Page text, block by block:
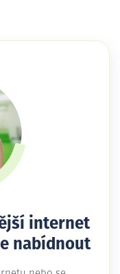
internet
nabídnout